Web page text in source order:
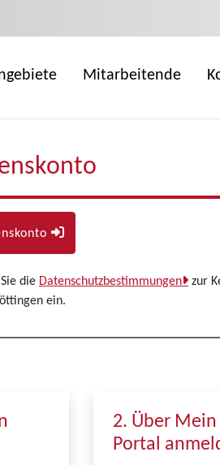
Mitarbeitende
die Datenschutzbestimmungen
zur
ein.
2. Über
Portal